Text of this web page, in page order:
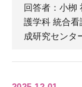
回答者：小栁
護学科 統合
成研究センタ